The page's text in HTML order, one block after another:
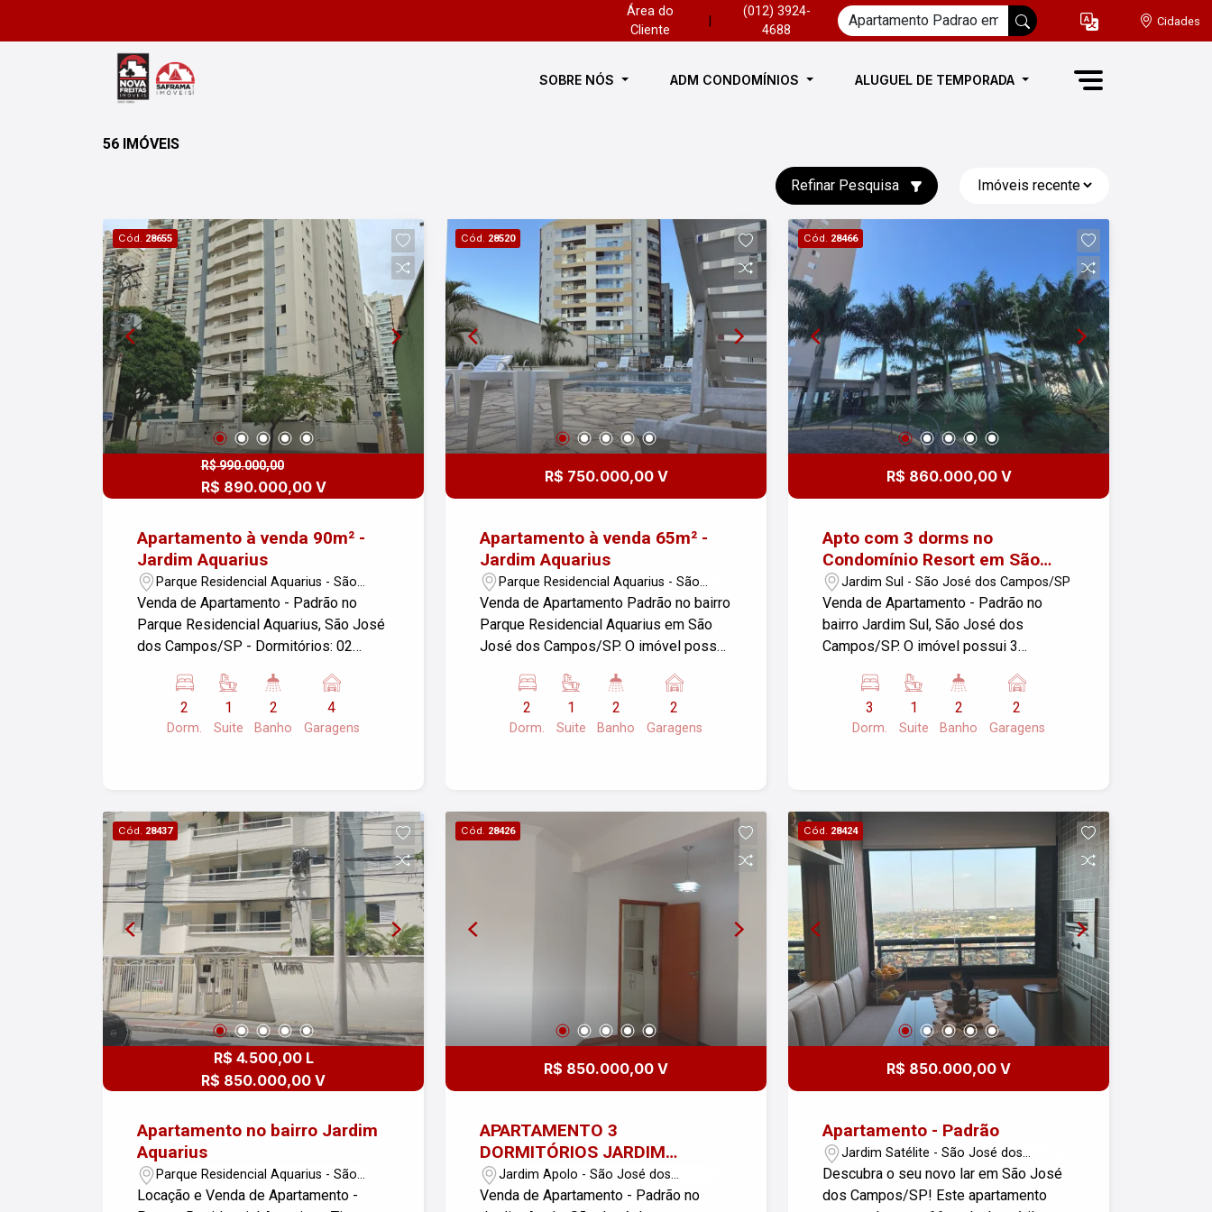
Área do
Cliente
(012) 3924-
4688
Cidades
SOBRE NÓS ADM CONDOMÍNIOS ALUGUEL DE TEMPORADA
56 IMÓVEIS
Refinar Pesquisa
Cód. 28655
R$ 990.000,00
R$ 890.000,00 V
Apartamento à venda 90m² -
Jardim Aquarius
Parque Residencial Aquarius - São
José dos Campos/SP
Venda de Apartamento - Padrão no
Parque Residencial Aquarius, São José
dos Campos/SP - Dormitórios: 02
02 - Sala: 02 com sacada - Cozinha
planejada - Área de serviço - Garagens:
04 cobertas - Hobby box - Área útil:
apartamento localizado no Parque
Residencial Aquarius oferece conforto
e espaço, ideal para famílias. Com 02
dormitórios, o imóvel conta com uma
ampla área útil de 90m² e possui 04
vagas de garagem, proporcionando
praticidade e comodidade. Se você
está em busca de um novo lar em uma
das áreas mais valorizadas de São
José dos Campos, não perca essa
oportunidade! Para mais informações e
agendar uma visita, entre em contato!
2
Dorm.
1
Suite
2
Banho
4
Garagens
Cód. 28520
R$ 750.000,00 V
Apartamento à venda 65m² -
Jardim Aquarius
Parque Residencial Aquarius - São
José dos Campos/SP
Venda de Apartamento Padrão no bairro
Parque Residencial Aquarius em São
José dos Campos/SP. O imóvel possui
banheiros e 02 vagas de garagem, com
uma área útil de 65m². Aproveite essa
oportunidade para morar em uma
2
Dorm.
1
Suite
2
Banho
2
Garagens
Cód. 28466
R$ 860.000,00 V
Apto com 3 dorms no
Condomínio Resort em São
José dos Campos, Jardim Sul
Jardim Sul - São José dos Campos/SP
Venda de Apartamento - Padrão no
bairro Jardim Sul, São José dos
Campos/SP. O imóvel possui 3
garagens e uma área útil de 90,00 m². O
condomínio resort oferece lazer
completo: Piscina adulto e infantil;
hidromassagem; Pista para caminhada;
Área Pet; Brinquedoteca; Sala de
Estudos; Quadra de grama; Salão de
Festas Infantil; Beauty care. Ideal para
quem busca conforto e qualidade de
vida. Aproveite essa oportunidade!
3
Dorm.
1
Suite
2
Banho
2
Garagens
Cód. 28437
R$ 4.500,00 L
R$ 850.000,00 V
Apartamento no bairro Jardim
Aquarius
Parque Residencial Aquarius - São
José dos Campos/SP
Locação e Venda de Apartamento -
Cód. 28426
R$ 850.000,00 V
APARTAMENTO 3
DORMITÓRIOS JARDIM
APOLLO II SÃO JOSÉ DOS
CAMPOS
Jardim Apolo - São José dos
Campos/SP
Venda de Apartamento - Padrão no
Cód. 28424
R$ 850.000,00 V
Apartamento - Padrão
Jardim Satélite - São José dos
Campos/SP
Descubra o seu novo lar em São José
dos Campos/SP! Este apartamento